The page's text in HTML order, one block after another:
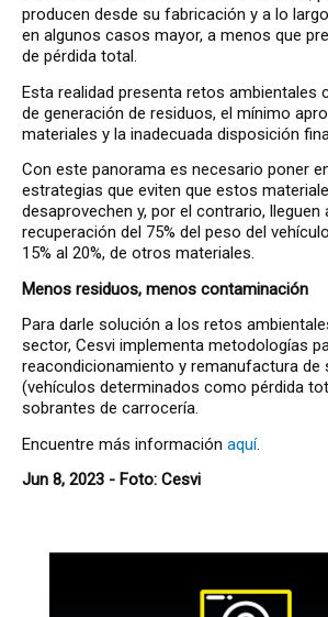
producen desde su fabricación y a lo
en algunos casos mayor, a menos que
de pérdida total.
Esta realidad presenta retos ambientales
de generación de residuos, el mínimo
materiales y la inadecuada disposición
Con este panorama es necesario poner
estrategias que eviten que estos
desaprovechen y, por el contrario, lleguen
recuperación del 75% del peso del
15% al 20%, de otros materiales.
Menos residuos, menos contaminación
Para darle solución a los retos
sector, Cesvi implementa metodologías
reacondicionamiento y remanufactura de
(vehículos determinados como pérdida
sobrantes de carrocería.
Encuentre más información aquí.
Jun 8, 2023 - Foto: Cesvi